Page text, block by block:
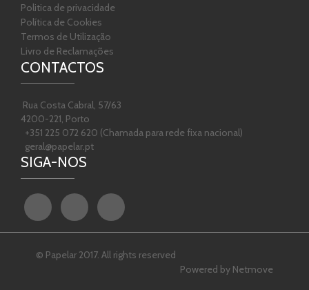
Politica de privacidade
Política de Cookies
Termos de Utilização
Livro de Reclamações
CONTACTOS
Rua Costa Cabral, 57/63
4200-221, Porto
+351 225 072 620 (Chamada para rede fixa nacional)
geral@papelar.pt
SIGA-NOS
© Papelar 2017. All rights reserved
Powered by Netmove